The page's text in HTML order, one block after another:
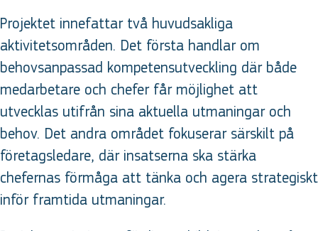
Projektet innefattar två huvudsakliga
aktivitetsområden. Det första handlar om
behovsanpassad kompetensutveckling där både
medarbetare och chefer får möjlighet att
utvecklas utifrån sina aktuella utmaningar och
behov. Det andra området fokuserar särskilt på
företagsledare, där insatserna ska stärka
chefernas förmåga att tänka och agera strategiskt
inför framtida utmaningar.